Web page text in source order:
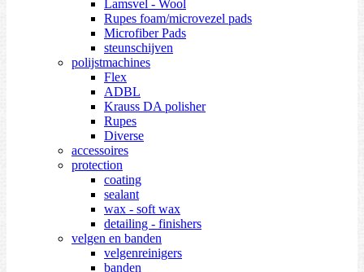
Lamsvel - Wool
Rupes foam/microvezel pads
Microfiber Pads
steunschijven
polijstmachines
Flex
ADBL
Krauss DA polisher
Rupes
Diverse
accessoires
protection
coating
sealant
wax - soft wax
detailing - finishers
velgen en banden
velgenreinigers
banden